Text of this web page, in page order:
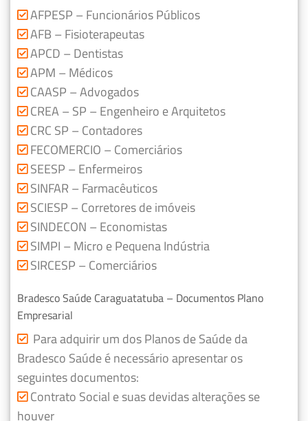
AFPESP – Funcionários Públicos
AFB – Fisioterapeutas
APCD – Dentistas
APM – Médicos
CAASP – Advogados
CREA – SP – Engenheiro e Arquitetos
CRC SP – Contadores
FECOMERCIO – Comerciários
SEESP – Enfermeiros
SINFAR – Farmacêuticos
SCIESP – Corretores de imóveis
SINDECON – Economistas
SIMPI – Micro e Pequena Indústria
SIRCESP – Comerciários
Bradesco Saúde Caraguatatuba – Documentos Plano
Empresarial
Para adquirir um dos Planos de Saúde da
Bradesco Saúde é necessário apresentar os
seguintes documentos:
Contrato Social e suas devidas alterações se
houver